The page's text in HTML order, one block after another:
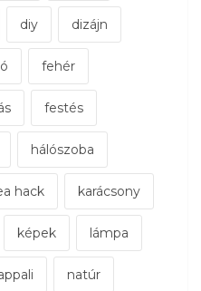
diy dizájn
fehér
festés
hálószoba
hack karácsony
képek lámpa
natúr